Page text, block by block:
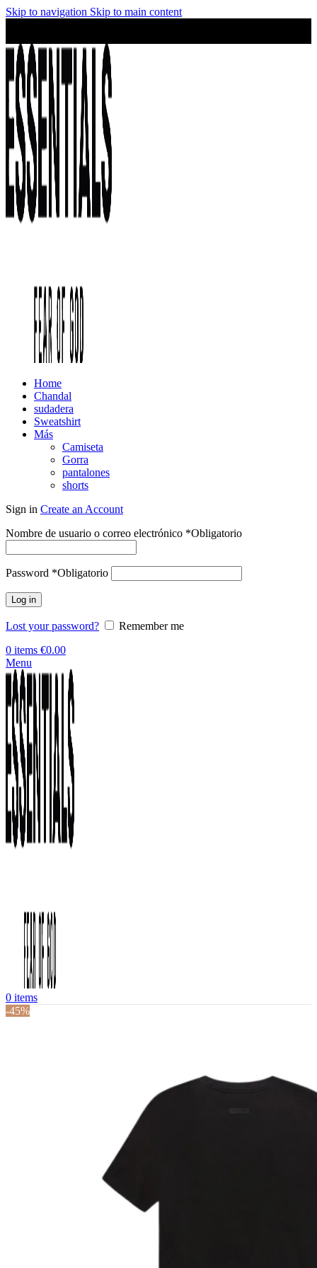
Skip to navigation Skip to main content
Home
Chandal
sudadera
Sweatshirt
Más
Camiseta
Gorra
pantalones
shorts
Sign in Create an Account
Nombre de usuario o correo electrónico *Obligatorio
Password *Obligatorio
Log in
Lost your password?
Remember me
0 items €0.00
Menu
0 items
-45%